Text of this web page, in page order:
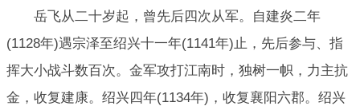
岳飞从二十岁起，曾先后四次从军。自建炎二年
(1128年)遇宗泽至绍兴十一年(1141年)止，先后参与、指
挥大小战斗数百次。金军攻打江南时，独树一帜，力主抗
金，收复建康。绍兴四年(1134年)，收复襄阳六郡。绍兴